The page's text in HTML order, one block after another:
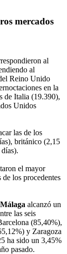
mercados
al
al
Reino Unido
en la
de Italia (19.390),
Unidos
las de los
británico (2,15
el mayor
los procedentes
Málaga alcanzó un
las seis
(85,40%),
y Zaragoza
ha sido un 3,45%
pasado.